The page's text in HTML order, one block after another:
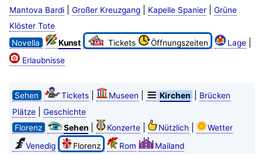
Mantova Bardi| Großer Kreuzgang| Kapelle Spanier| Grüne
Klöster Tote
Novella
Kunst Tickets Öffnungszeiten Lage|
Erlaubnisse
Sehen Tickets| Museen Kirchen
Brücken
Plätze| Geschichte
Florenz
Sehen| Konzerte| Nützlich
Wetter
Venedig
Florenz Rom Mailand